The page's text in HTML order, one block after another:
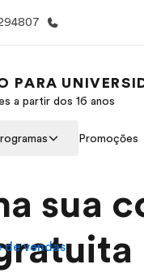
PARA
a partir dos 16 anos
Promoções
sua
de vendas